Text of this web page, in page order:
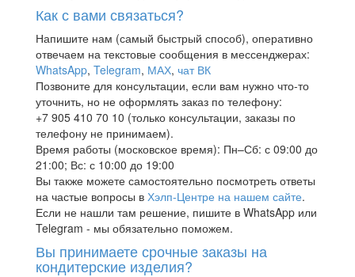
Как с вами связаться?
Напишите нам (самый быстрый способ), оперативно
отвечаем на текстовые сообщения в мессенджерах:
WhatsApp, Telegram, МАХ, чат ВК
Позвоните для консультации, если вам нужно что-то
уточнить, но не оформлять заказ по телефону:
+7 905 410 70 10 (только консультации, заказы по
телефону не принимаем).
Время работы (московское время): Пн–Сб: с 09:00 до
21:00; Вс: с 10:00 до 19:00
Вы также можете самостоятельно посмотреть ответы
на частые вопросы в Хэлп-Центре на нашем сайте.
Если не нашли там решение, пишите в WhatsApp или
Telegram - мы обязательно поможем.
Вы принимаете срочные заказы на
кондитерские изделия?